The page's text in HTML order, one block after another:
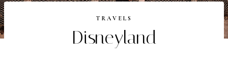
TRAVELS
Disneyland